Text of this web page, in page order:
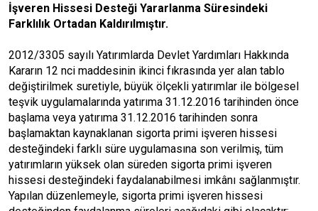
İşveren Hissesi Desteği Yararlanma Süresindeki
Farklılık Ortadan Kaldırılmıştır.
2012/3305 sayılı Yatırımlarda Devlet Yardımları Hakkında
Kararın 12 nci maddesinin ikinci fıkrasında yer alan tablo
değiştirilmek suretiyle, büyük ölçekli yatırımlar ile bölgesel
teşvik uygulamalarında yatırıma 31.12.2016 tarihinden önce
başlama veya yatırıma 31.12.2016 tarihinden sonra
başlamaktan kaynaklanan sigorta primi işveren hissesi
desteğindeki farklı süre uygulamasına son verilmiş, tüm
yatırımların yüksek olan süreden sigorta primi işveren
hissesi desteğindeki faydalanabilmesi imkânı sağlanmıştır.
Yapılan düzenlemeyle, sigorta primi işveren hissesi